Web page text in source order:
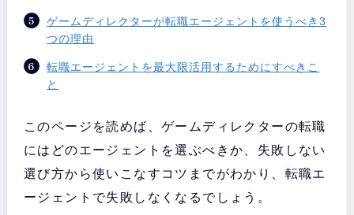
ゲームディレクターが転職エージェントを使うべき3
つの理由
転職エージェントを最大限活用するためにすべきこ
と
このページを読めば、ゲームディレクターの転職
にはどのエージェントを選ぶべきか、失敗しない
選び方から使いこなすコツまでがわかり、転職エ
ージェントで失敗しなくなるでしょう。